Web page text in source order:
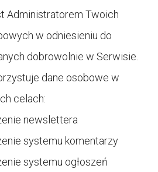
Administratorem Twoich
w odniesieniu do
dobrowolnie w Serwisie.
dane osobowe w
celach:
newslettera
systemu komentarzy
systemu ogłoszeń